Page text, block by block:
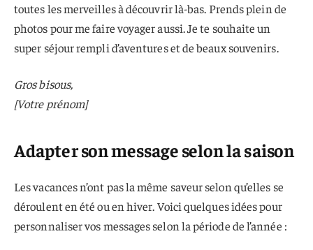
toutes les merveilles à découvrir là-bas. Prends plein de
photos pour me faire voyager aussi. Je te souhaite un
super séjour rempli d’aventures et de beaux souvenirs.
Gros bisous,
[Votre prénom]
Adapter son message selon la saison
Les vacances n’ont pas la même saveur selon qu’elles se
déroulent en été ou en hiver. Voici quelques idées pour
personnaliser vos messages selon la période de l’année :